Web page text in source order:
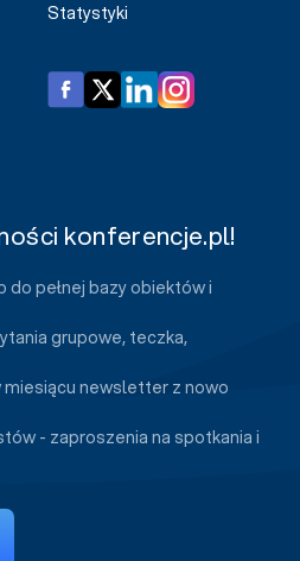
Statystyki
konferencje.pl!
pełnej bazy obiektów i
grupowe, teczka,
miesiącu newsletter z nowo
- zaproszenia na spotkania i